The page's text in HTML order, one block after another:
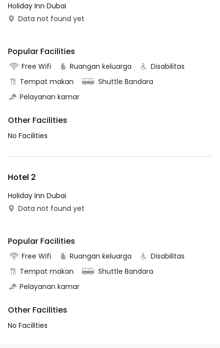
Holiday Inn Dubai
Data not found yet
Popular Facilities
Free Wifi Ruangan keluarga
Disabilitas
Tempat makan
Shuttle Bandara
Pelayanan kamar
Other Facilities
No Facilities
Hotel 2
Holiday Inn Dubai
Data not found yet
Popular Facilities
Free Wifi Ruangan keluarga
Disabilitas
Tempat makan
Shuttle Bandara
Pelayanan kamar
Other Facilities
No Facilities